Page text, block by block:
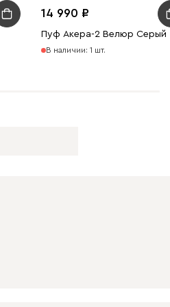
14 990
Пуф Акера-2 Велюр Серый
В наличии: 1 шт.